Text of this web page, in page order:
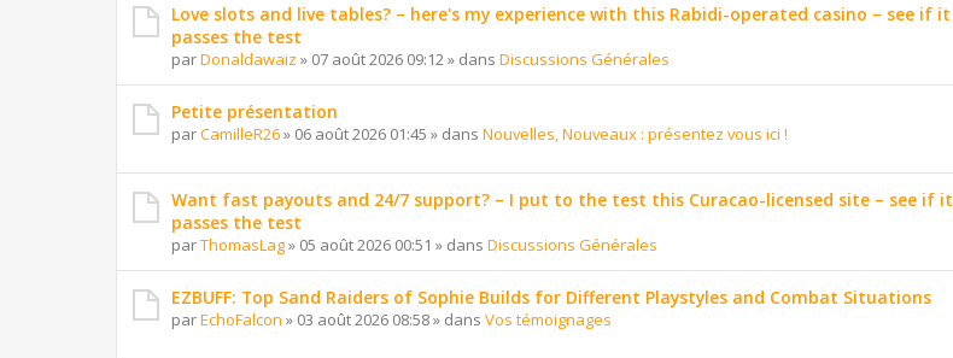
Love slots and live tables? – here's my experience with this Rabidi-operated casino – see if it
passes the test
parDonaldawaiz » 07 août 2026 09:12 » dans Discussions Générales
Petite présentation
parCamilleR26» 06 août 2026 01:45 » dans Nouvelles, Nouveaux : présentez vous ici !
Want fast payouts and 24/7 support? – I put to the test this Curacao-licensed site – see if it
passes the test
parThomasLag» 05 août 2026 00:51 » dans Discussions Générales
EZBUFF: Top Sand Raiders of Sophie Builds for Different Playstyles and Combat Situations
parEchoFalcon » 03 août 2026 08:58» dans Vos témoignages